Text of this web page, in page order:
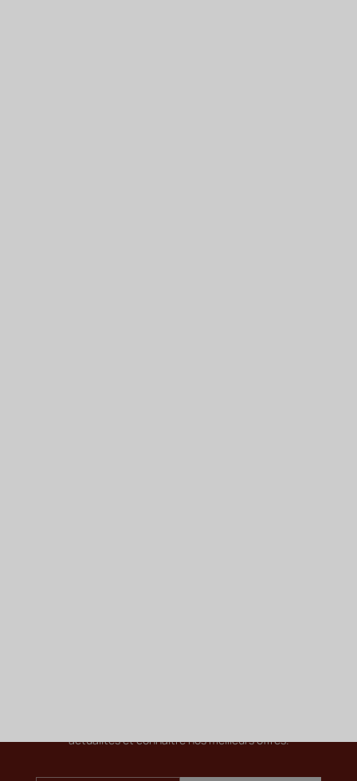
actualités et connaître nos meilleurs offres.